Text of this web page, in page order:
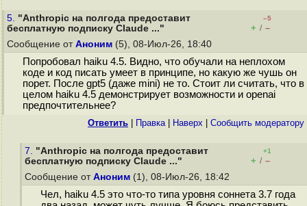
5. "Anthropic на полгода предоставит
бесплатную подписку Claude ..."
–5
+ / –
Сообщение от Аноним (5), 08-Июл-26, 18:40
Попробовал haiku 4.5. Видно, что обучали на неплохом
коде и код писать умеет в принципе, но какую же чушь он
порет. После gpt5 (даже mini) не то. Стоит ли считать, что в
целом haiku 4.5 демонстрирует возможности и openai
предпочтительнее?
Ответить Правка| Наверх Cообщить модератору
7. "Anthropic на полгода предоставит
бесплатную подписку Claude ..."
+1
+ / –
Сообщение от Аноним (1), 08-Июл-26, 18:42
Чел, haiku 4.5 это что-то типа уровня соннета 3.7 года